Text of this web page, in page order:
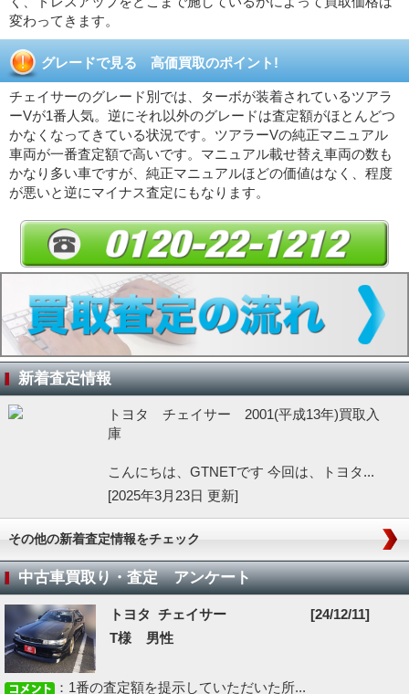
変わってきます。
グレードで見る 高価買取のポイント!
チェイサーのグレード別では、ターボが装着されているツアラ
ーVが1番人気。逆にそれ以外のグレードは査定額がほとんどつ
かなくなってきている状況です。ツアラーVの純正マニュアル
車両が一番査定額で高いです。マニュアル載せ替え車両の数も
かなり多い車ですが、純正マニュアルほどの価値はなく、程度
が悪いと逆にマイナス査定にもなります。
新着査定情報
トヨタ チェイサー 2001(平成13年)買取入
庫
こんにちは、GTNETです 今回は、トヨタ...
[2025年3月23日 更新]
その他の新着査定情報をチェック
中古車買取り・査定 アンケート
トヨタ チェイサー
[24/12/11]
T様 男性
：1番の査定額を提示していただいた所...